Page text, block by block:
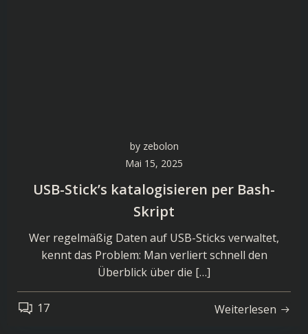
by zebolon
Mai 15, 2025
USB-Stick’s katalogisieren per Bash-
Skript
Wer regelmäßig Daten auf USB-Sticks verwaltet,
kennt das Problem: Man verliert schnell den
Überblick über die […]
17 Weiterlesen